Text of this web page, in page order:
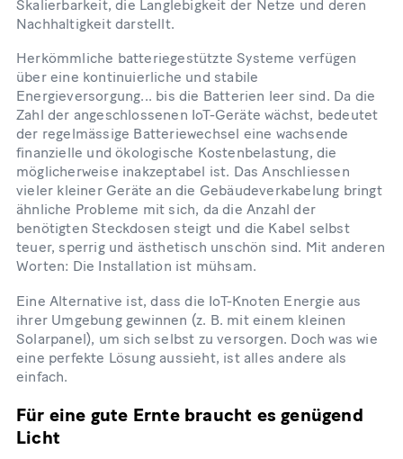
Skalierbarkeit, die Langlebigkeit der Netze und deren
Nachhaltigkeit darstellt.
Herkömmliche batteriegestützte Systeme verfügen
über eine kontinuierliche und stabile
Energieversorgung... bis die Batterien leer sind. Da die
Zahl der angeschlossenen IoT-Geräte wächst, bedeutet
der regelmässige Batteriewechsel eine wachsende
finanzielle und ökologische Kostenbelastung, die
möglicherweise inakzeptabel ist. Das Anschliessen
vieler kleiner Geräte an die Gebäudeverkabelung bringt
ähnliche Probleme mit sich, da die Anzahl der
benötigten Steckdosen steigt und die Kabel selbst
teuer, sperrig und ästhetisch unschön sind. Mit anderen
Worten: Die Installation ist mühsam.
Eine Alternative ist, dass die IoT-Knoten Energie aus
ihrer Umgebung gewinnen (z. B. mit einem kleinen
Solarpanel), um sich selbst zu versorgen. Doch was wie
eine perfekte Lösung aussieht, ist alles andere als
einfach.
Für eine gute Ernte braucht es genügend
Licht